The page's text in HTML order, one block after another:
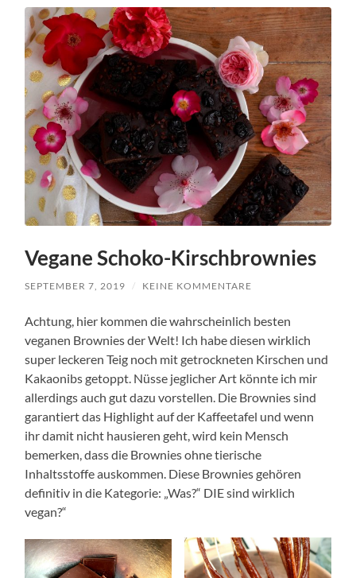
Vegane Schoko-Kirschbrownies
SEPTEMBER 7, 2019 / KEINE KOMMENTARE
Achtung, hier kommen die wahrscheinlich besten
veganen Brownies der Welt! Ich habe diesen wirklich
super leckeren Teig noch mit getrockneten Kirschen und
Kakaonibs getoppt. Nüsse jeglicher Art könnte ich mir
allerdings auch gut dazu vorstellen. Die Brownies sind
garantiert das Highlight auf der Kaffeetafel und wenn
ihr damit nicht hausieren geht, wird kein Mensch
bemerken, dass die Brownies ohne tierische
Inhaltsstoffe auskommen. Diese Brownies gehören
definitiv in die Kategorie: „Was?“ DIE sind wirklich
vegan?“